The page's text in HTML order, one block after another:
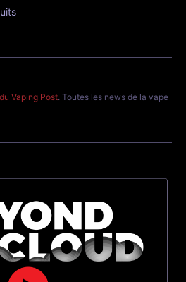
Vaping Post. Toutes les news de la vape